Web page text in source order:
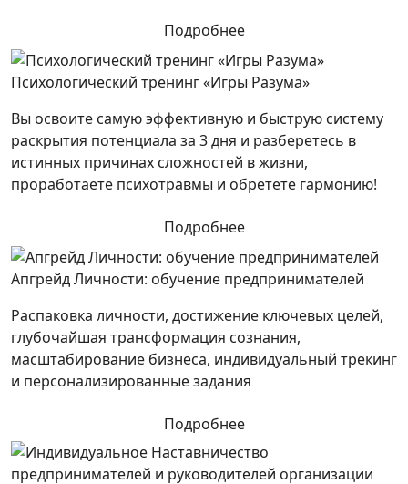
Подробнее
Психологический тренинг «Игры Разума»
Вы освоите самую эффективную и быструю систему
раскрытия потенциала за 3 дня и разберетесь в
истинных причинах сложностей в жизни,
проработаете психотравмы и обретете гармонию!
Подробнее
Апгрейд Личности: обучение предпринимателей
Распаковка личности, достижение ключевых целей,
глубочайшая трансформация сознания,
масштабирование бизнеса, индивидуальный трекинг
и персонализированные задания
Подробнее